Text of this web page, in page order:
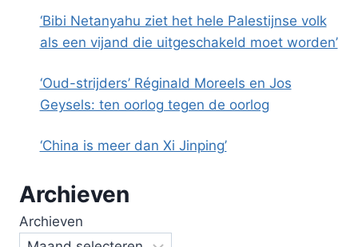
‘Bibi Netanyahu ziet het hele Palestijnse volk
als een vijand die uitgeschakeld moet worden’
‘Oud-strijders’ Réginald Moreels en Jos
Geysels: ten oorlog tegen de oorlog
‘China is meer dan Xi Jinping’
Archieven
Archieven